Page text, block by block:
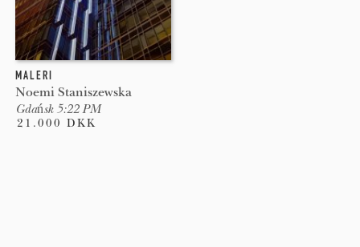
MALERI
Noemi Staniszewska
Gdańsk 5:22 PM
21.000 DKK